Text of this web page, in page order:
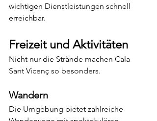
wichtigen Dienstleistungen schnell
erreichbar.
Freizeit und Aktivitäten
Nicht nur die Strände machen Cala
Sant Vicenç so besonders.
Wandern
Die Umgebung bietet zahlreiche